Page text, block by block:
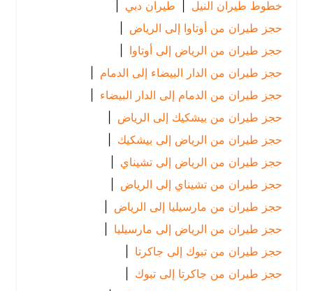
خطوط طيران النيل | طيران دبي |
حجز طيران من أوتاوا إلى الرياض
|
حجز طيران من الرياض إلى أوتاوا |
حجز طيران من الدار البيضاء إلى الدمام
|
حجز طيران من الدمام إلى الدار البيضاء |
حجز طيران من بيشكيك إلى الرياض
|
حجز طيران من الرياض إلى بيشكيك |
حجز طيران من الرياض إلى تشيناي |
حجز طيران من تشيناي إلى الرياض
|
حجز طيران من مارسيليا إلى الرياض
|
حجز طيران من الرياض إلى مارسيليا |
حجز طيران من تبوك إلى جاكرتا
|
حجز طيران من جاكرتا إلى تبوك
|